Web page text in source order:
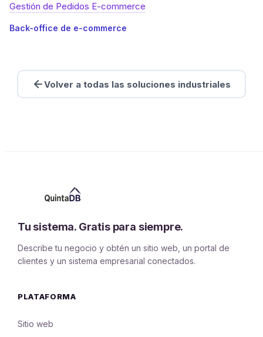
Gestión de Pedidos E-commerce
Back-office de e-commerce
Volver a todas las soluciones industriales
Tu sistema. Gratis para siempre.
Describe tu negocio y obtén un sitio web, un portal de
clientes y un sistema empresarial conectados.
PLATAFORMA
Sitio web